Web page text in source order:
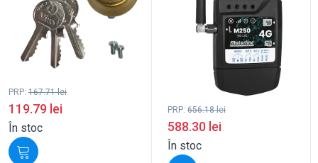
PRP: 167.71lei
119.79 lei
În stoc
PRP: 656.18lei
588.30 lei
În stoc